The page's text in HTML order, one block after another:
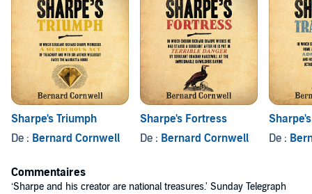
Sharpe's Triumph
De : Bernard Cornwell
Sharpe's Fortress
De : Bernard Cornwell
De :
Commentaires
‘Sharpe and his creator are national treasures.' Sunday Telegraph